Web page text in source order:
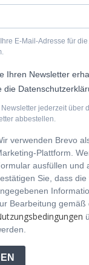
E-Mail-Adresse für die
Ihren Newsletter
die
jederzeit über
abbestellen.
verwenden Brevo
Plattform.
ausfüllen und
Sie, dass die
Bearbeitung gemäß